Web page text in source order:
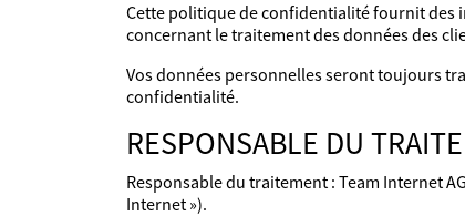
Cette politique de confidentialité fournit des
concernant le traitement des données des
Vos données personnelles seront toujours
confidentialité.
RESPONSABLE DU
Responsable du traitement : Team Internet
Internet »).